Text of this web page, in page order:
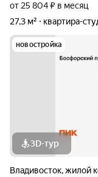
от 25 804 ₽ в месяц
27,3 м²
квартира-
новостройка
3D-тур
Владивосток,жилой